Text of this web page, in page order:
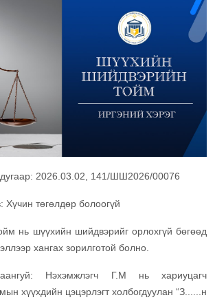
2026.03.02, 141/ШШ2026/00076
төгөлдөр болоогүй
нь шүүхийн шийдвэрийг орлохгүй бөгөөд
хангах зорилготой болно.
Нэхэмжлэгч Г.М нь хариуцагч
хүүхдийн цэцэрлэгт холбогдуулан “З......н